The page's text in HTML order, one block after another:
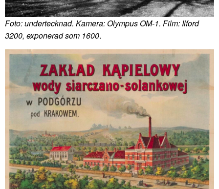
Foto: undertecknad. Kamera: Olympus OM-1. Film: Ilford
3200, exponerad som 1600.